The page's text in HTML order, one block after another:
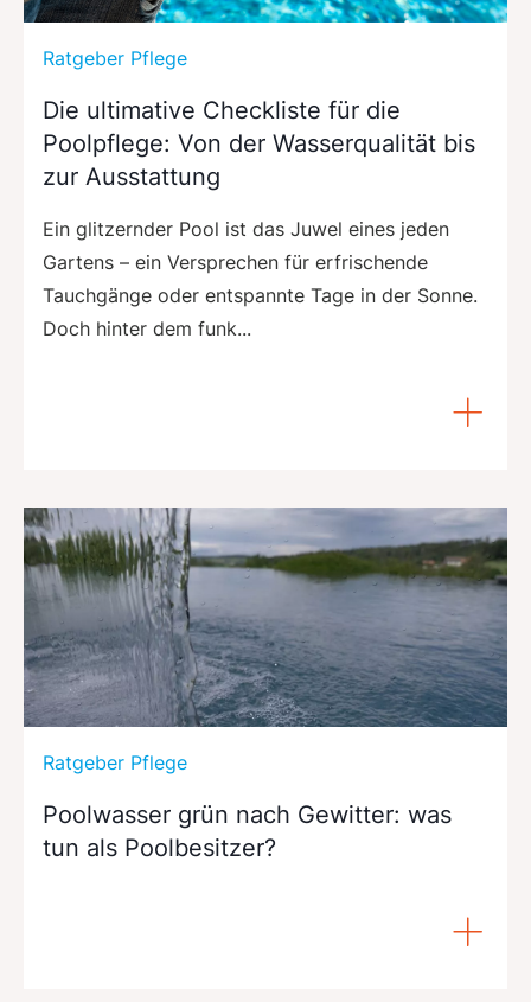
Ratgeber Pflege
Die ultimative Checkliste für die
Poolpflege: Von der Wasserqualität bis
zur Ausstattung
Ein glitzernder Pool ist das Juwel eines jeden
Gartens – ein Versprechen für erfrischende
Tauchgänge oder entspannte Tage in der Sonne.
Doch hinter dem funk...
Ratgeber Pflege
Poolwasser grün nach Gewitter: was
tun als Poolbesitzer?